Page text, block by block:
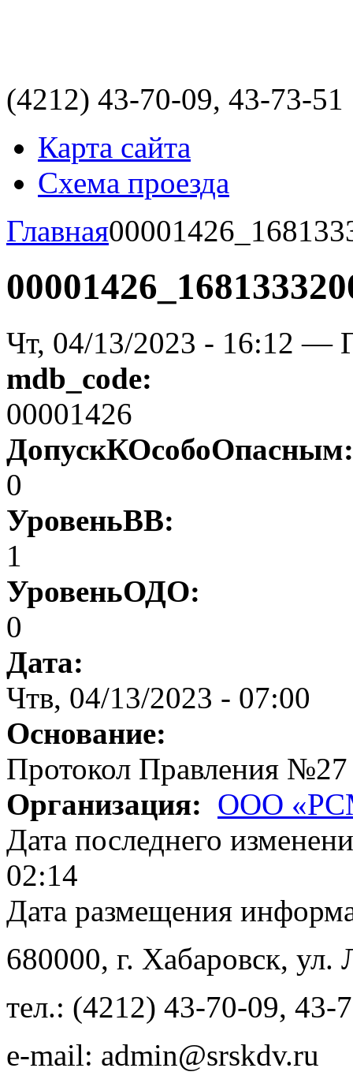
(4212) 43-70-09, 43-73-51
Карта сайта
Схема проезда
Главная
Чт, 04/13/2023 - 16:12 —
mdb_code:
00001426
0
УровеньВВ:
1
УровеньОДО:
0
Дата:
Чтв, 04/13/2023 - 07:00
Основание:
Протокол Правления №27
Организация: ООО
Дата последнего
02:14
Дата размещения
680000, г. Хабаровск, ул.
тел.: (4212) 43-70-09, 43-
e-mail: admin@srskdv.ru